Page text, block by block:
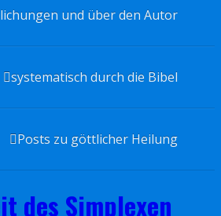
und über den Autor
systematisch durch die Bibel
Posts zu göttlicher Heilung
des Simplexen